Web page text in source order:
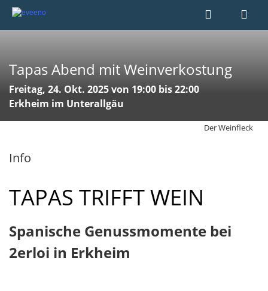
Tapas Abend mit Weinverkostung
Freitag, 24. Okt. 2025 von 19:00 bis 22:00
Erkheim im Unterallgäu
Der Weinfleck
Info
TAPAS TRIFFT WEIN
Spanische Genussmomente bei
2erloi in Erkheim